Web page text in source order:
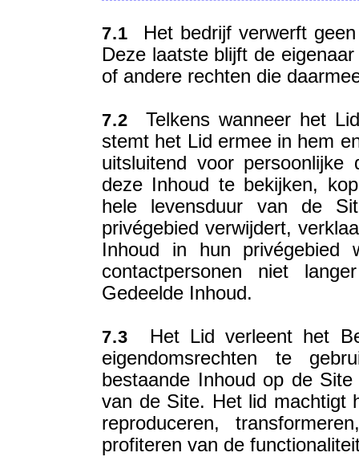
7.1 Het bedrijf verwerft
Deze laatste blijft de
of andere rechten die
7.2 Telkens wanneer het
stemt het Lid ermee in hem
uitsluitend voor persoonlijke
deze Inhoud te bekijken,
hele levensduur van de
privégebied verwijdert,
Inhoud in hun privégebied
contactpersonen niet
Gedeelde Inhoud.
7.3 Het Lid verleent het
eigendomsrechten te
bestaande Inhoud op de
van de Site. Het lid machtigt
reproduceren,
profiteren van de